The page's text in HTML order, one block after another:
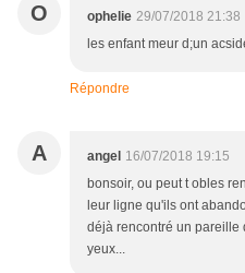
O ophelie 29/07/2018 21:38
les enfant meur d;un
Répondre
A angel 16/07/2018 19:15
bonsoir, ou peut t obles
leur ligne qu'ils ont
déjà rencontré un pareille
yeux...